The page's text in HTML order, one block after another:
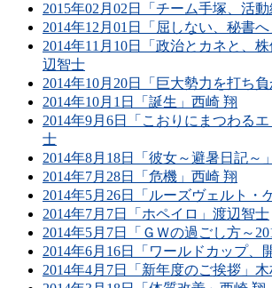
2015年02月02日「チーム手塚、活
2014年12月01日「屈しない、秘書
2014年11月10日「政治とカネと、
辺智士
2014年10月20日「巨大勢力を打ち
2014年10月1日「誕生」西崎 翔
2014年9月6日「こおりにまつわる
士
2014年8月18日「彼女～避暑日記～
2014年7月28日「危機」西崎 翔
2014年5月26日「ルーズヴェルト・
2014年7月7日「ホペイロ」渡辺智士
2014年5月7日「ＧＷの過ごし方～
2014年6月16日「ワールドカップ、
2014年4月7日「新年度のご挨拶」